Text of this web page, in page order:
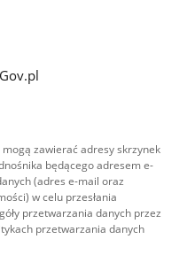
zawierać adresy skrzynek
będącego adresem e-
(adres e-mail oraz
w celu przesłania
przetwarzania danych przez
przetwarzania danych